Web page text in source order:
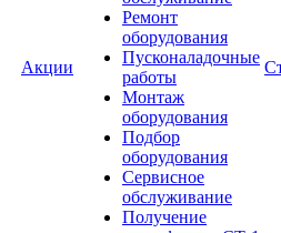
Акции
Ремонт
оборудования
Пусконаладочные
работы
Монтаж
оборудования
Подбор
оборудования
Сервисное
обслуживание
Получение